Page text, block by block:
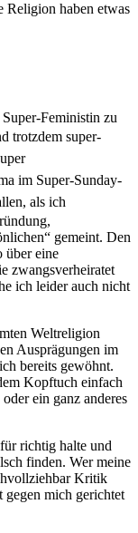
Religion haben etwas
Feministin zu
trotzdem super-
im Super-Sunday-
als ich
gemeint. Den
über eine
zwangsverheiratet
ich leider auch nicht
Weltreligion
Ausprägungen im
bereits gewöhnt.
Kopftuch einfach
ein ganz anderes
richtig halte und
finden. Wer meine
Kritik
gegen mich gerichtet